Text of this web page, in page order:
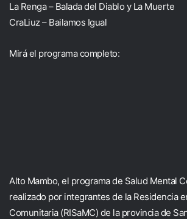
La Renga – Balada del Diablo y La Muerte
CraLiuz – Bailamos Igual
Mirá el programa completo:
Alto Mambo, el programa de Salud Mental
realizado por integrantes de la Residencia
Comunitaria (RISaMC) de la provincia de